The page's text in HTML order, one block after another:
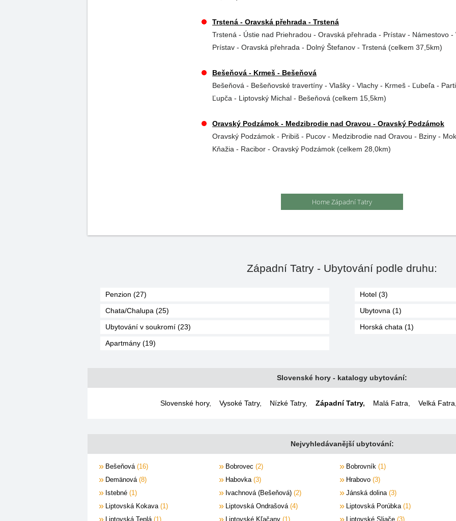
Trstená - Oravská přehrada - Trstená
Trstená - Ústie nad Priehradou - Oravská přehrada - Prístav - Námestovo -
Prístav - Oravská přehrada - Dolný Štefanov - Trstená (celkem 37,5km)
Bešeňová - Krmeš - Bešeňová
Bešeňová - Bešeňovské travertíny - Vlašky - Vlachy - Krmeš - Ľubeľa -
Ľupča - Liptovský Michal - Bešeňová (celkem 15,5km)
Oravský Podzámok - Medzibrodie nad Oravou - Oravský Podzámok
Oravský Podzámok - Pribiš - Pucov - Medzibrodie nad Oravou - Bziny -
Kňažia - Racibor - Oravský Podzámok (celkem 28,0km)
Home Západní Tatry
Západní Tatry - Ubytování podle druhu:
Penzion (27)
Chata/Chalupa (25)
Ubytování v soukromí (23)
Apartmány (19)
Hotel (3)
Ubytovna (1)
Horská chata (1)
Slovenské hory - katalogy ubytování:
Slovenské hory, Vysoké Tatry, Nízké Tatry, Západní Tatry, Malá Fatra, Velká Fatra,
Nejvyhledávanější ubytování:
Bešeňová 16 Bobrovec 2 Bobrovník 1
Demänová 8 Habovka 3 Hrabovo 3
Istebné 1 Ivachnová (Bešeňová) 2 Jánská dolina 3
Liptovská Kokava 1 Liptovská Ondrašová 4 Liptovská Porúbka 1
Liptovská Teplá 1 Liptovské Kľačany 1 Liptovské Sliače 3